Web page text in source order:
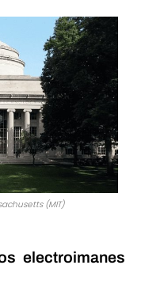
(MIT)
electroimanes